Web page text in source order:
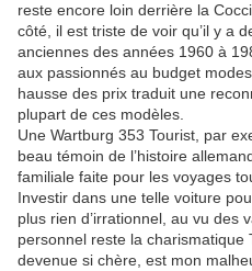
reste encore loin derrière la
côté, il est triste de voir qu’il y a
anciennes des années 1960 à
aux passionnés au budget
hausse des prix traduit une
plupart de ces modèles.
Une Wartburg 353 Tourist, par
beau témoin de l’histoire
familiale faite pour les voyages
Investir dans une telle voiture
plus rien d’irrationnel, au vu des
personnel reste la charismatique
devenue si chère, est mon